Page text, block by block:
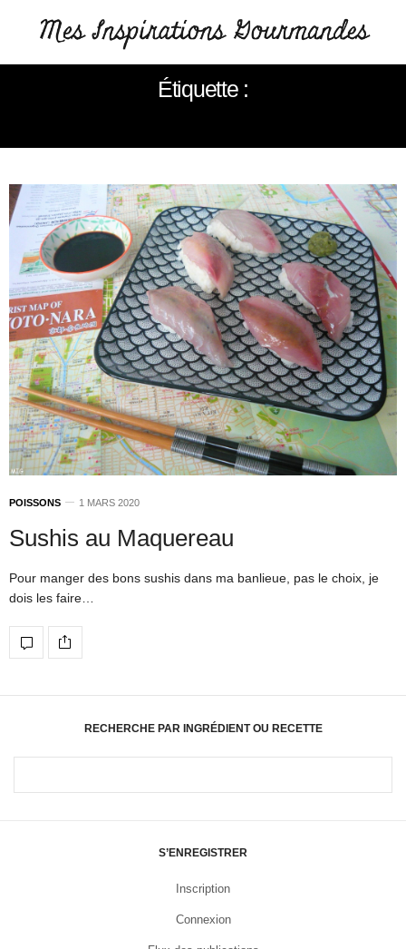
Étiquette :
POISSONS 1 MARS 2020
Sushis au Maquereau
Pour manger des bons sushis dans ma banlieue, pas le choix, je
dois les faire…
RECHERCHE PAR INGRÉDIENT OU RECETTE
S’ENREGISTRER
Inscription
Connexion